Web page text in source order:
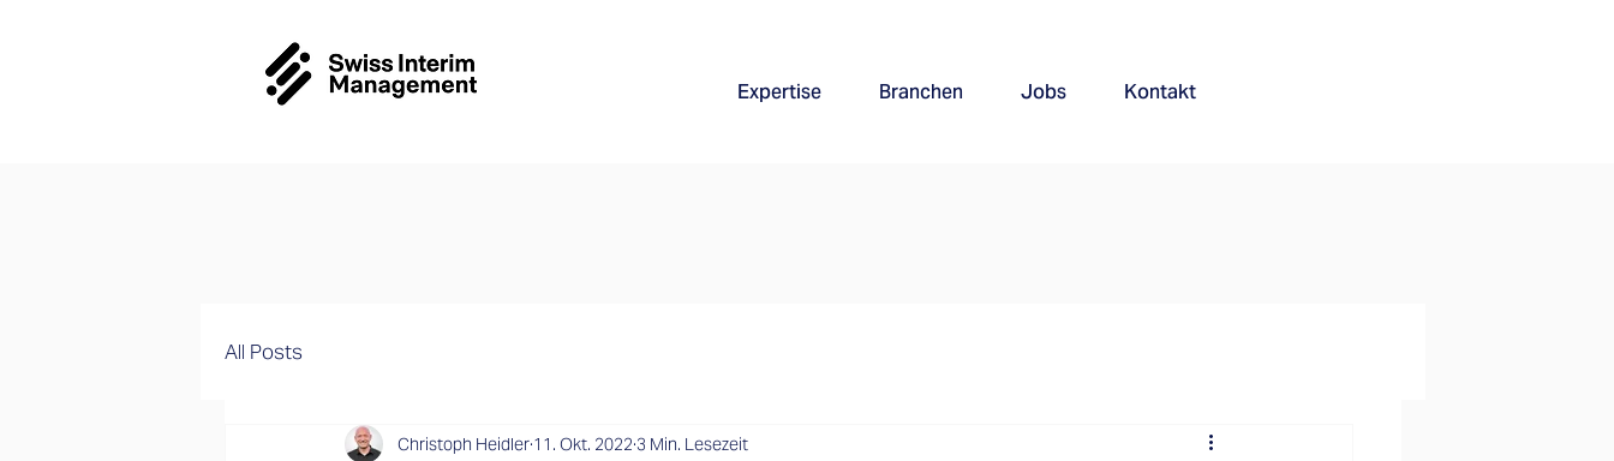
Expertise Branchen Jobs Kontakt
All Posts
Christoph Heidler 11. Okt. 2022 3 Min. Lesezeit